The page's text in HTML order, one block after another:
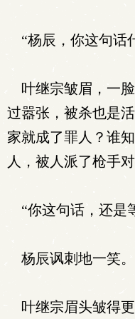
“杨辰，你这句话
叶继宗皱眉，一
过嚣张，被杀也是
家就成了罪人？谁
人，被人派了枪手
“你这句话，还是
杨辰讽刺地一笑。
叶继宗眉头皱得